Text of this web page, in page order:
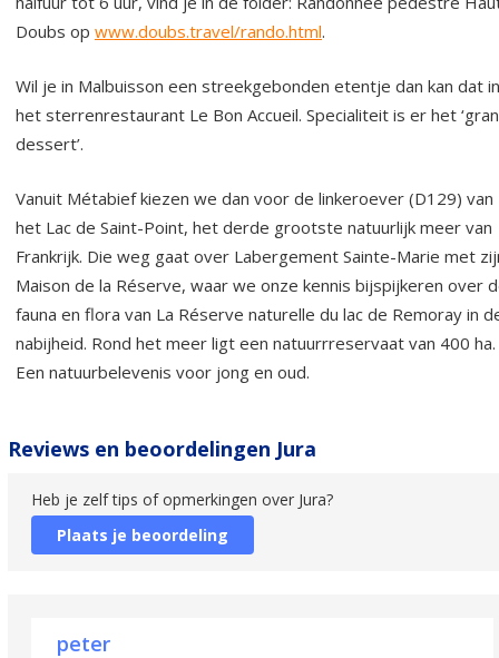
Doubs op www.doubs.travel/rando.html.
Wil je in Malbuisson een streekgebonden etentje dan kan dat in
het sterrenrestaurant Le Bon Accueil. Specialiteit is er het
dessert’.
Vanuit Métabief kiezen we dan voor de linkeroever (D129) van
het Lac de Saint-Point, het derde grootste natuurlijk meer van
Frankrijk. Die weg gaat over Labergement Sainte-Marie met
Maison de la Réserve, waar we onze kennis bijspijkeren over
fauna en flora van La Réserve naturelle du lac de Remoray in
nabijheid. Rond het meer ligt een natuurrreservaat van 400 ha.
Een natuurbelevenis voor jong en oud.
Reviews en beoordelingen Jura
Heb je zelf tips of opmerkingen over Jura?
Plaats je beoordeling
peter